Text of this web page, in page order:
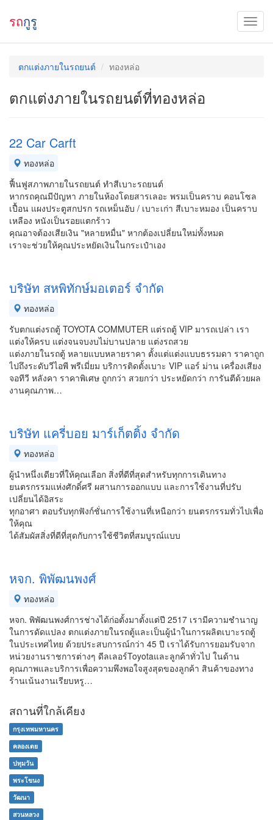
รถกูรู
ตกแต่งภายในรถยนต์ ทองหล่อ
ตกแต่งภายในรถยนต์ที่ทองหล่อ
22 Car Carft
ทองหล่อ
ฟื้นฟูสภาพภายในรถยนต์ ทำสีเบาะรถยนต์
หากรถคุณมีปัญหา ภายในห้องโดยสารเลอะ พรมเป็นคราบ คอนโซล
เปื้อน แผงประตูสกปรก รถเหม็นอับ / เบาะเก่า สีเบาะหมอง เป็นคราบ
เหลือง หนังเป็นรอยแตกร้าว
คุณอาจต้องเสียเงิน "หลายหมื่น" หากต้องเปลี่ยนใหม่ทั้งหมด
เราจะช่วยให้คุณประหยัดเงินในกระเป๋าเอง
บริษัท สหพิทักษ์มอเตอร์ จำกัด
ทองหล่อ
รับตกแต่งรถตู้ TOYOTA COMMUTER แต่รถตู้ VIP มารถเปล่า เรา
แต่งให้ครบ แต่งจนจบงบไม่บานปลาย แต่งรถสวย
แต่งภายในรถตู้ หลายแบบหลายราคา ตั้งแต่แต่งแบบธรรมดา ราคาถูก
ไปถึงระดับวีไอพี พรีเมี่ยม บริการติดตั้งเบาะ VIP แอร์ ม่าน เครื่องเสียง
จอทีวี หลังคา ราคาพิเศษ ถูกกว่า สวยกว่า ประหยัดกว่า การันตีด้วยผล
งานคุณภาพ…
บริษัท แครี่บอย มาร์เก็ตติ้ง จำกัด
ทองหล่อ
ผู้นำหนึ่งเดียวที่ให้คุณเลือก สิ่งที่ดีที่สุดสำหรับทุกการเดินทาง
ยนตรกรรมแห่งศักดิ์ศรี ผสานการออกแบบ และการใช้งานที่ปรับ
เปลี่ยนได้อิสระ
ทุกอาศา ตอบรับทุกฟังก์ชั่นการใช้งานที่เหนือกว่า ยนตรกรรมทั่วไปเพื่อ
ให้คุณ
ได้สัมผัสสิ่งที่ดีที่สุดกับการใช้ชีวิตที่สมบูรณ์แบบ
หจก. พิพัฒนพงศ์
ทองหล่อ
หจก. พิพัฒนพงศ์การช่างได้ก่อตั้งมาตั้งแต่ปี 2517 เรามีความชำนาญ
ในการดัดแปลง ตกแต่งภายในรถตู้และเป็นผู้นำในการผลิตเบาะรถตู้
ในประเทศไทย ด้วยประสบการณ์กว่า 45 ปี เราได้รับการยอมรับจาก
หน่วยงานราชการต่างๆ ดีลเลอร์Toyotaและลูกค้าทั่วไป ในด้าน
คุณภาพและบริการเพื่อความพึงพอใจสูงสุดของลูกค้า สินค้าของทาง
ร้านเน้นงานเรียบหรู…
สถานที่ใกล้เคียง
กรุงเทพมหานคร
คลองเตย
ปทุมวัน
พระโขนง
วัฒนา
สวนหลวง